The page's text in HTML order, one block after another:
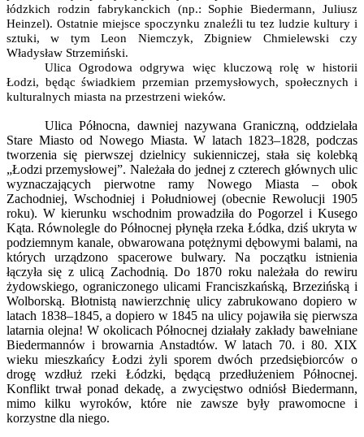
łódzkich rodzin fabrykanckich (np.: Sophie Biedermann, Juliusz
Heinzel). Ostatnie miejsce spoczynku znaleźli tu tez ludzie kultury i
sztuki, w tym Leon Niemczyk, Zbigniew Chmielewski czy
Władysław Strzemiński.
Ulica Ogrodowa odgrywa więc kluczową rolę w historii
Łodzi, będąc świadkiem przemian przemysłowych, społecznych i
kulturalnych miasta na przestrzeni wieków.
Ulica Północna, dawniej nazywana Graniczną, oddzielała
Stare Miasto od Nowego Miasta. W latach 1823–1828, podczas
tworzenia się pierwszej dzielnicy sukienniczej, stała się kolebką
„Łodzi przemysłowej”. Należała do jednej z czterech głównych ulic
wyznaczających pierwotne ramy Nowego Miasta – obok
Zachodniej, Wschodniej i Południowej (obecnie Rewolucji 1905
roku). W kierunku wschodnim prowadziła do Pogorzel i Kusego
Kąta. Równolegle do Północnej płynęła rzeka Łódka, dziś ukryta w
podziemnym kanale, obwarowana potężnymi dębowymi balami, na
których urządzono spacerowe bulwary. Na początku istnienia
łączyła się z ulicą Zachodnią. Do 1870 roku należała do rewiru
żydowskiego, ograniczonego ulicami Franciszkańską, Brzezińską i
Wolborską. Błotnistą nawierzchnię ulicy zabrukowano dopiero w
latach 1838–1845, a dopiero w 1845 na ulicy pojawiła się pierwsza
latarnia olejna! W okolicach Północnej działały zakłady bawełniane
Biedermannów i browarnia Anstadtów. W latach 70. i 80. XIX
wieku mieszkańcy Łodzi żyli sporem dwóch przedsiębiorców o
drogę wzdłuż rzeki Łódzki, będącą przedłużeniem Północnej.
Konflikt trwał ponad dekadę, a zwycięstwo odniósł Biedermann,
mimo kilku wyroków, które nie zawsze były prawomocne i
korzystne dla niego.